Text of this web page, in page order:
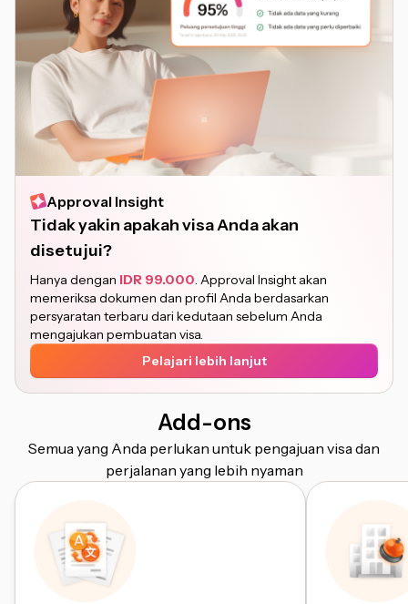
Approval Insight
Tidak yakin apakah visa Anda akan
disetujui?
Hanya dengan IDR 99.000. Approval Insight akan
memeriksa dokumen dan profil Anda berdasarkan
persyaratan terbaru dari kedutaan sebelum Anda
mengajukan pembuatan visa.
Pelajari lebih lanjut
Add-ons
Semua yang Anda perlukan untuk pengajuan visa dan
perjalanan yang lebih nyaman